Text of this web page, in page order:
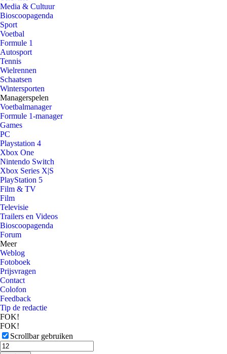
Media & Cultuur
Bioscoopagenda
Sport
Voetbal
Formule 1
Autosport
Tennis
Wielrennen
Schaatsen
Wintersporten
Managerspelen
Voetbalmanager
Formule 1-manager
Games
PC
Playstation 4
Xbox One
Nintendo Switch
Xbox Series X|S
PlayStation 5
Film & TV
Film
Televisie
Trailers en Videos
Bioscoopagenda
Forum
Meer
Weblog
Fotoboek
Prijsvragen
Contact
Colofon
Feedback
Tip de redactie
FOK!
FOK!
Scrollbar gebruiken